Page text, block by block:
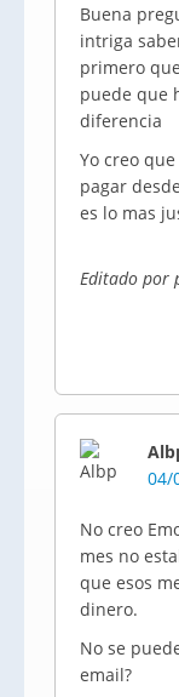
Buena
intriga
primero
puede que
diferencia
Yo creo
pagar
es lo mas
Editado por
04/
No creo
mes no
que esos
dinero.
No se
email?